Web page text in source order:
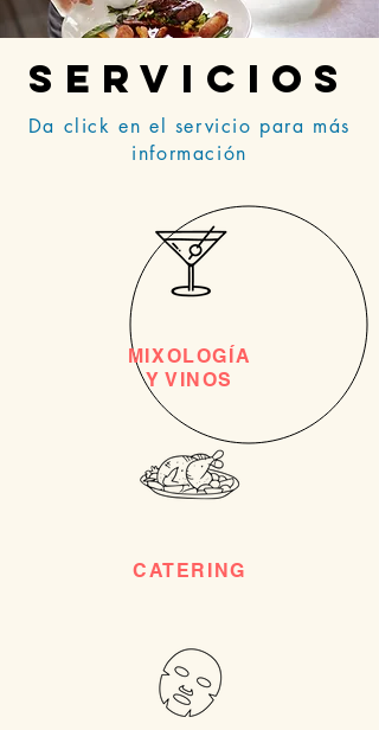
servicios
Da click en el servicio para más
información
MIXOLOGÍA
Y VINOS
CATERING